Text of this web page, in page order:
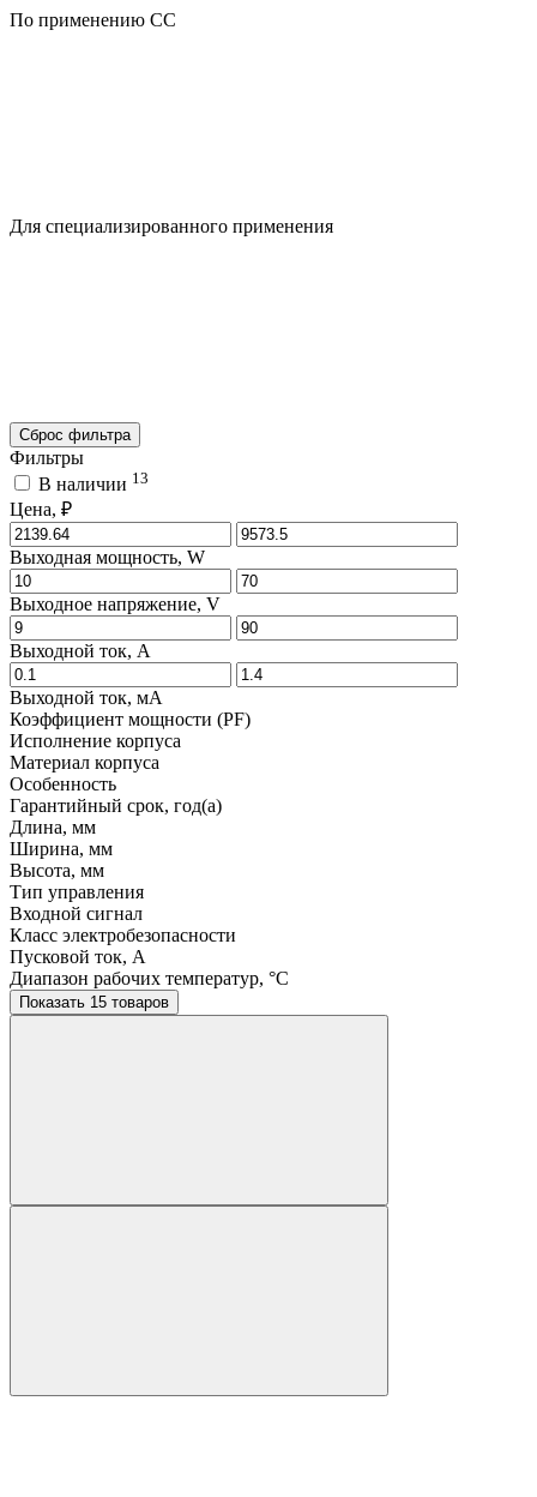
По применению CC
Для специализированного применения
Сброс фильтра
Фильтры
В наличии 13
Цена, ₽
Выходная мощность, W
Выходное напряжение, V
Выходной ток, A
Выходной ток, мA
Коэффициент мощности (PF)
Исполнение корпуса
Материал корпуса
Особенность
Гарантийный срок, год(а)
Длина, мм
Ширина, мм
Высота, мм
Тип управления
Входной сигнал
Класс электробезопасности
Пусковой ток, A
Диапазон рабочих температур, °C
Показать 15 товаров